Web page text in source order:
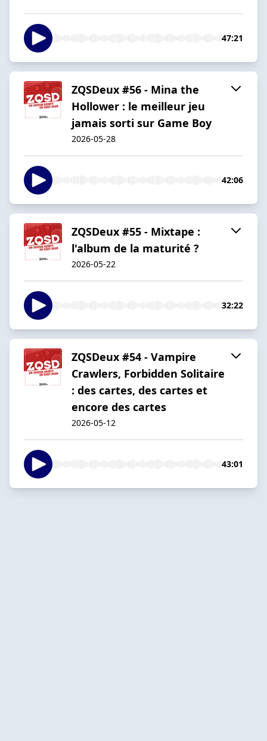
47:21
ZQSDeux #56 - Mina the
Hollower : le meilleur jeu
jamais sorti sur Game Boy
2026-05-28
42:06
ZQSDeux #55 - Mixtape :
l'album de la maturité ?
2026-05-22
32:22
ZQSDeux #54 - Vampire
Crawlers, Forbidden Solitaire
: des cartes, des cartes et
encore des cartes
2026-05-12
43:01